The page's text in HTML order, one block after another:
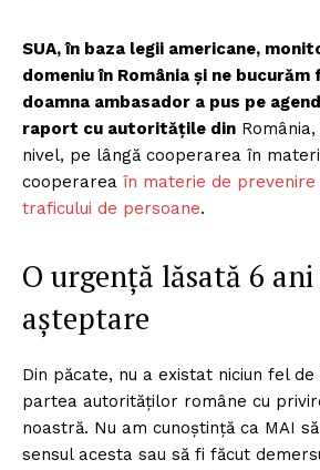
SUA, în baza legii americane,
domeniu în România și ne
doamna ambasador a pus pe
raport cu autoritățile din
nivel, pe lângă cooperarea în
cooperarea în materie de
traficului de persoane.
O urgență lăsată 6
așteptare
Din păcate, nu a existat niciun fel
partea autorităților române cu
noastră. Nu am cunoștință ca MAI
sensul acesta sau să fi făcut